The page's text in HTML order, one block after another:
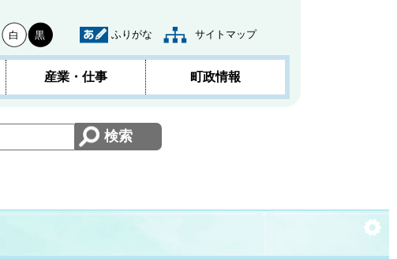
白 黒 ふりがな サイトマップ
産業・仕事 町政情報